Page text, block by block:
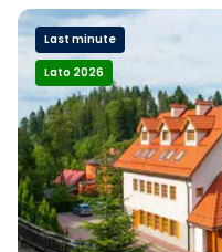
Last minute
Lato 2026